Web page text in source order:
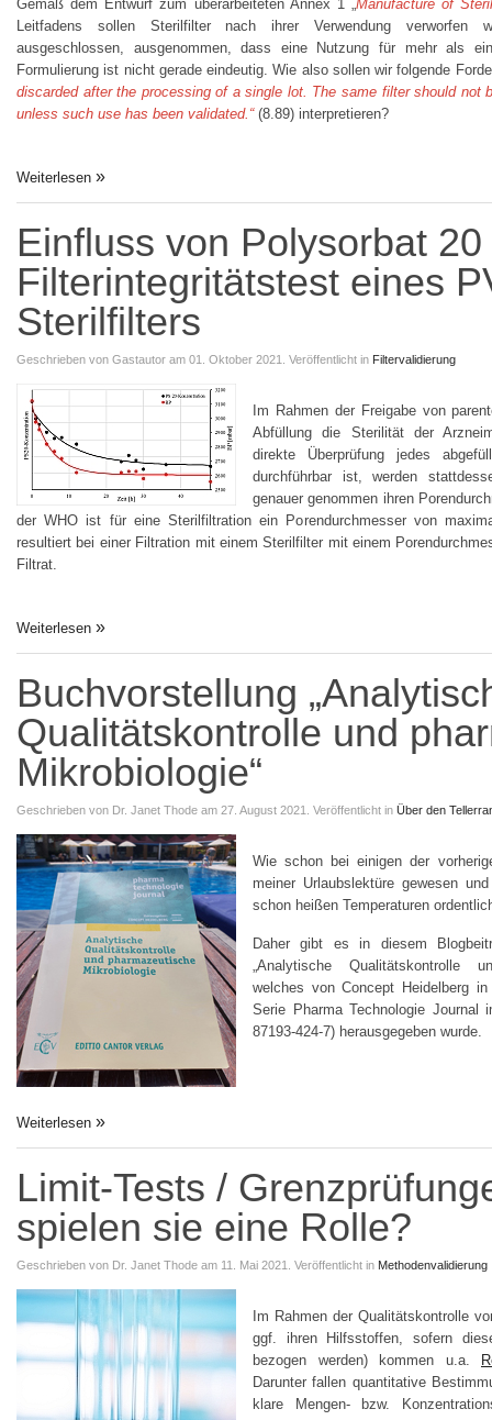
Gemäß dem Entwurf zum überarbeiteten Annex 1 „Manufacture of
Leitfadens sollen Sterilfilter nach ihrer Verwendung verworfen
ausgeschlossen, ausgenommen, dass eine Nutzung für mehr als
Formulierung ist nicht gerade eindeutig. Wie also sollen wir folgende
discarded after the processing of a single lot. The same filter should not
unless such use has been validated.“(8.89) interpretieren?
Weiterlesen
Einfluss von Polysorbat
Filterintegritätstest eines
Sterilfilters
Geschrieben von Gastautor am 01. Oktober 2021. Veröffentlicht in Filtervalidierung
Im Rahmen der Freigabe von
Abfüllung die Sterilität der
direkte Überprüfung jedes
durchführbar ist, werden
genauer genommen ihren
der WHO ist für eine Sterilfiltration ein Porendurchmesser von
resultiert bei einer Filtration mit einem Sterilfilter mit einem
Filtrat.
Weiterlesen
Buchvorstellung
Qualitätskontrolle und
Mikrobiologie“
Geschrieben von Dr. Janet Thode am 27. August 2021. Veröffentlicht in Über den
Wie schon bei einigen der
meiner Urlaubslektüre gewesen
schon heißen Temperaturen
Daher gibt es in diesem
„Analytische Qualitätskontrolle
welches von Concept Heidelberg
Serie Pharma Technologie Journal
87193-424-7) herausgegeben wurde.
Weiterlesen
Limit-Tests /
spielen sie eine Rolle?
Geschrieben von Dr. Janet Thode am 11. Mai 2021. Veröffentlicht in Methodenvalidierung
Im Rahmen der Qualitätskontrolle
ggf. ihren Hilfsstoffen, sofern
bezogen werden) kommen u.a.
Darunter fallen quantitative
klare Mengen- bzw.